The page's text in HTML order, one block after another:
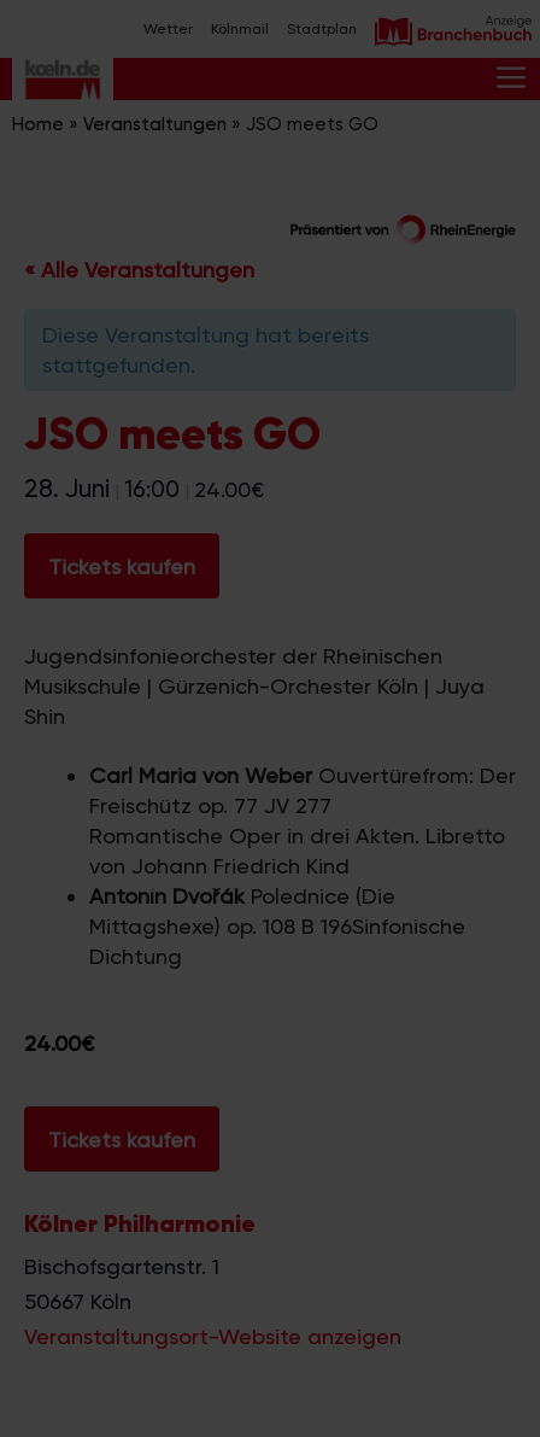
Inhalt
springen
Wetter Kölnmail Stadtplan
Home » Veranstaltungen » JSO meets GO
« Alle Veranstaltungen
Diese Veranstaltung hat bereits
stattgefunden.
JSO meets GO
28. Juni 16:00 24.00€
Tickets kaufen
Jugendsinfonieorchester der Rheinischen
Musikschule | Gürzenich-Orchester Köln | Juya
Shin
Carl Maria von Weber Ouvertürefrom: Der
Freischütz op. 77 JV 277
Romantische Oper in drei Akten. Libretto
von Johann Friedrich Kind
Antonín Dvořák Polednice (Die
Mittagshexe) op. 108 B 196Sinfonische
Dichtung
24.00€
Tickets kaufen
Kölner Philharmonie
Bischofsgartenstr. 1
50667 Köln
Veranstaltungsort-Website anzeigen